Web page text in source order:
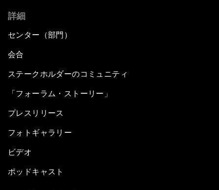
詳細
センター（部門）
会合
ステークホルダーのコミュニティ
「フォーラム・ストーリー」
プレスリリース
フォトギャラリー
ビデオ
ポッドキャスト